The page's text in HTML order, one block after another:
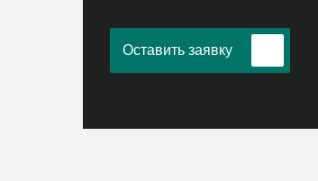
Оставить заявку